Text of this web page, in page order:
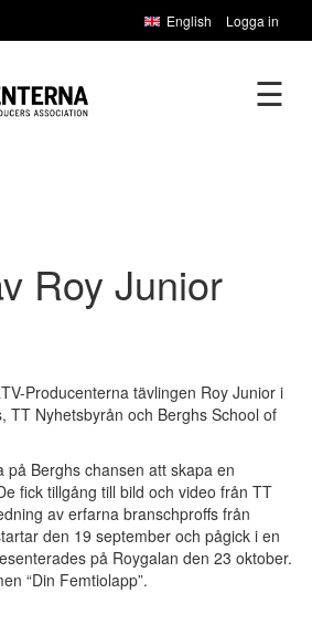
English Logga in
☰
Roy Junior
Producenterna tävlingen Roy Junior i
TT Nyhetsbyrån och Berghs School of
på Berghs chansen att skapa en
fick tillgång till bild och video från TT
av erfarna branschproffs från
den 19 september och pågick i en
på Roygalan den 23 oktober.
“Din Femtiolapp”.